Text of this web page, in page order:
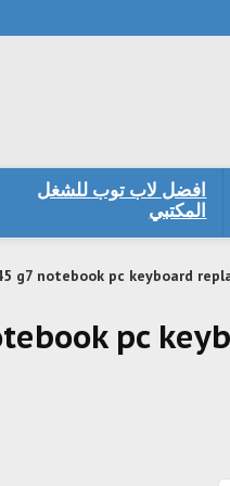
افضل لاب توب للشغل
المكتبي
pc